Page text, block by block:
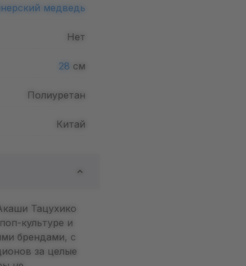
медведь
Нет
28 см
Полиуретан
Китай
Тацухико
культуре и
брендами, с
за целые